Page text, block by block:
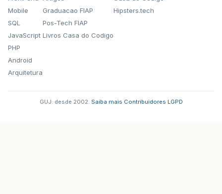
Mobile
SQL
JavaScript
PHP
Android
Arquitetura
Graduacao FIAP
Pos-Tech FIAP
Livros Casa do Codigo
Hipsters.tech
GUJ: desde 2002. Saiba mais Contribuidores LGPD